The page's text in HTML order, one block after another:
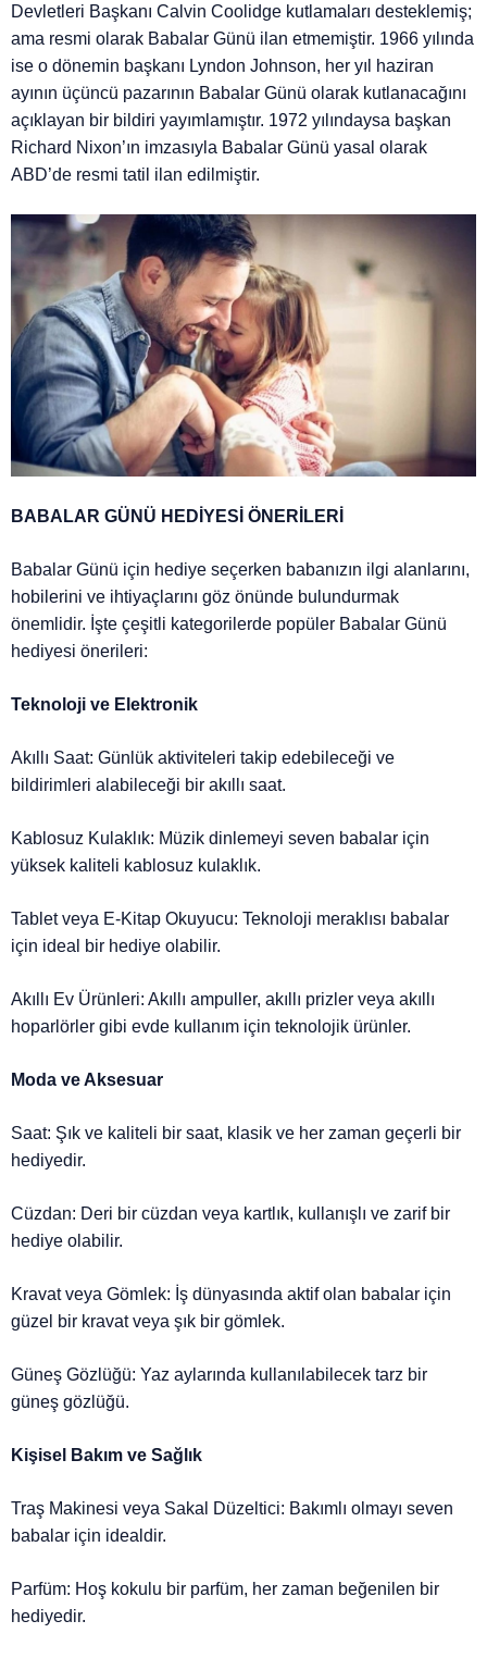
Devletleri Başkanı Calvin Coolidge kutlamaları desteklemiş;
ama resmi olarak Babalar Günü ilan etmemiştir. 1966 yılında
ise o dönemin başkanı Lyndon Johnson, her yıl haziran
ayının üçüncü pazarının Babalar Günü olarak kutlanacağını
açıklayan bir bildiri yayımlamıştır. 1972 yılındaysa başkan
Richard Nixon’ın imzasıyla Babalar Günü yasal olarak
ABD’de resmi tatil ilan edilmiştir.
BABALAR GÜNÜ HEDİYESİ ÖNERİLERİ
Babalar Günü için hediye seçerken babanızın ilgi alanlarını,
hobilerini ve ihtiyaçlarını göz önünde bulundurmak
önemlidir. İşte çeşitli kategorilerde popüler Babalar Günü
hediyesi önerileri:
Teknoloji ve Elektronik
Akıllı Saat: Günlük aktiviteleri takip edebileceği ve
bildirimleri alabileceği bir akıllı saat.
Kablosuz Kulaklık: Müzik dinlemeyi seven babalar için
yüksek kaliteli kablosuz kulaklık.
Tablet veya E-Kitap Okuyucu: Teknoloji meraklısı babalar
için ideal bir hediye olabilir.
Akıllı Ev Ürünleri: Akıllı ampuller, akıllı prizler veya akıllı
hoparlörler gibi evde kullanım için teknolojik ürünler.
Moda ve Aksesuar
Saat: Şık ve kaliteli bir saat, klasik ve her zaman geçerli bir
hediyedir.
Cüzdan: Deri bir cüzdan veya kartlık, kullanışlı ve zarif bir
hediye olabilir.
Kravat veya Gömlek: İş dünyasında aktif olan babalar için
güzel bir kravat veya şık bir gömlek.
Güneş Gözlüğü: Yaz aylarında kullanılabilecek tarz bir
güneş gözlüğü.
Kişisel Bakım ve Sağlık
Traş Makinesi veya Sakal Düzeltici: Bakımlı olmayı seven
babalar için idealdir.
Parfüm: Hoş kokulu bir parfüm, her zaman beğenilen bir
hediyedir.